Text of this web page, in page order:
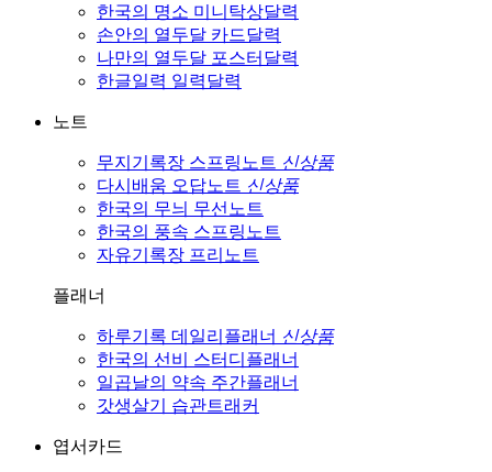
한국의 명소 미니탁상달력
손안의 열두달 카드달력
나만의 열두달 포스터달력
한글일력 일력달력
노트
무지기록장 스프링노트 신상품
다시배움 오답노트 신상품
한국의 무늬 무선노트
한국의 풍속 스프링노트
자유기록장 프리노트
플래너
하루기록 데일리플래너 신상품
한국의 선비
스터디플래너
일곱날의 약속 주간플래너
갓생살기
습관트래커
엽서카드